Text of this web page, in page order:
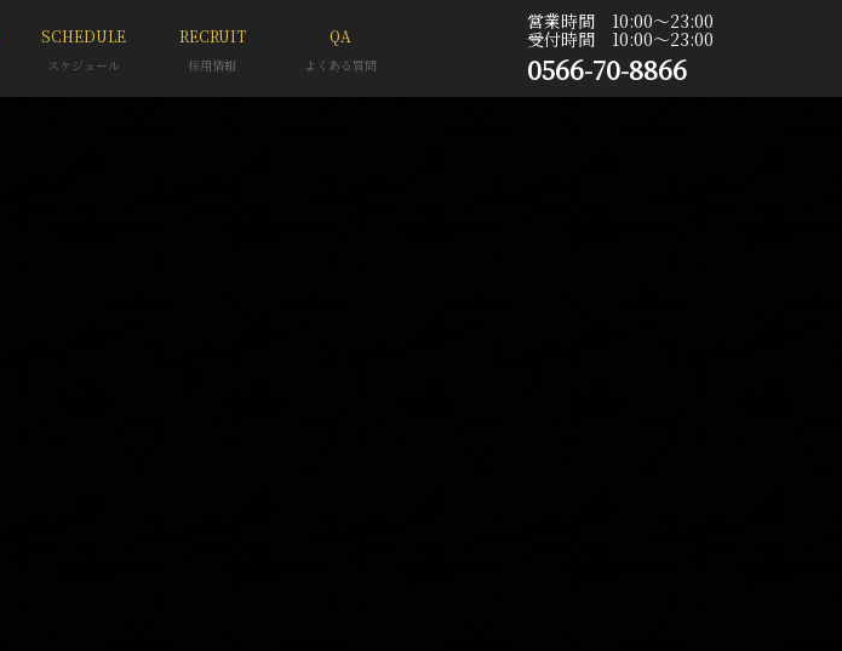
SCHEDULE
スケジュール
RECRUIT
採用情報
QA
よくある質問
営業時間 10:00〜23:00
受付時間 10:00〜23:00
0566-70-8866